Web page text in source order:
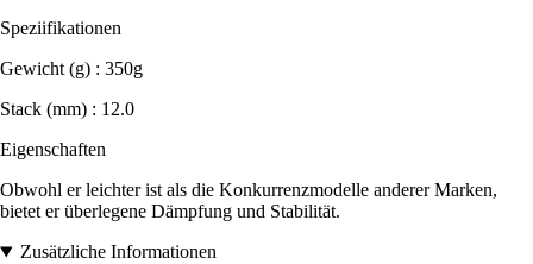
Speziifikationen
Gewicht (g) : 350g
Stack (mm) : 12.0
Eigenschaften
Obwohl er leichter ist als die Konkurrenzmodelle anderer Marken,
bietet er überlegene Dämpfung und Stabilität.
Zusätzliche Informationen